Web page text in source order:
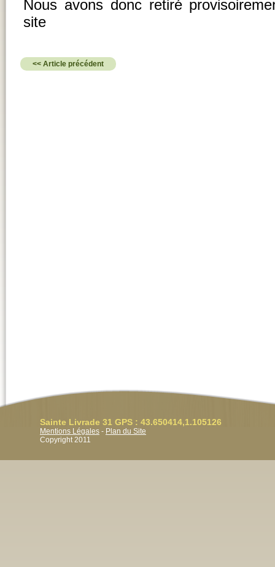
Nous avons donc retiré
site
<< Article précédent
Sainte Livrade 31 GPS : 43.650414,1.105126
Mentions Légales - Plan du Site
Copyright 2011